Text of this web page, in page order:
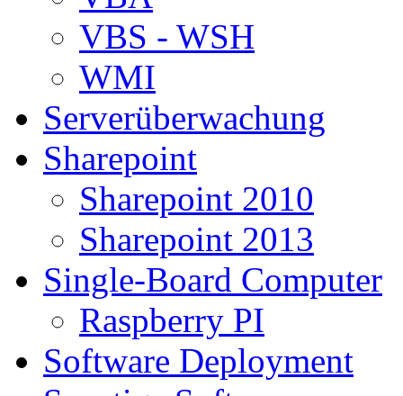
VBS - WSH
WMI
Serverüberwachung
Sharepoint
Sharepoint 2010
Sharepoint 2013
Single-Board Computer
Raspberry PI
Software Deployment